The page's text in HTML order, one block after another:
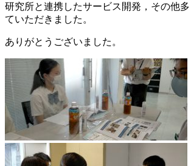
研究所と連携したサービス開発，その他
ていただきました。
ありがとうございました。